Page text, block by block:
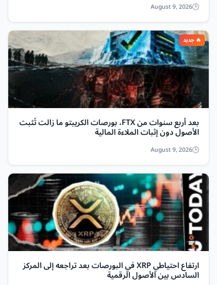
August 9, 2026
بعد أربع سنوات من FTX، بورصات الكريبتو ما زالت تُثبت
الأصول دون إثبات الملاءة المالية
August 9, 2026
ارتفاع احتياطي XRP في البورصات بعد تراجعه إلى المركز
السادس بين الأصول الرقمية